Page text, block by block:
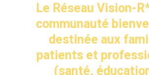
Le Réseau Vision-
communauté
destinée aux
patients et
(santé,